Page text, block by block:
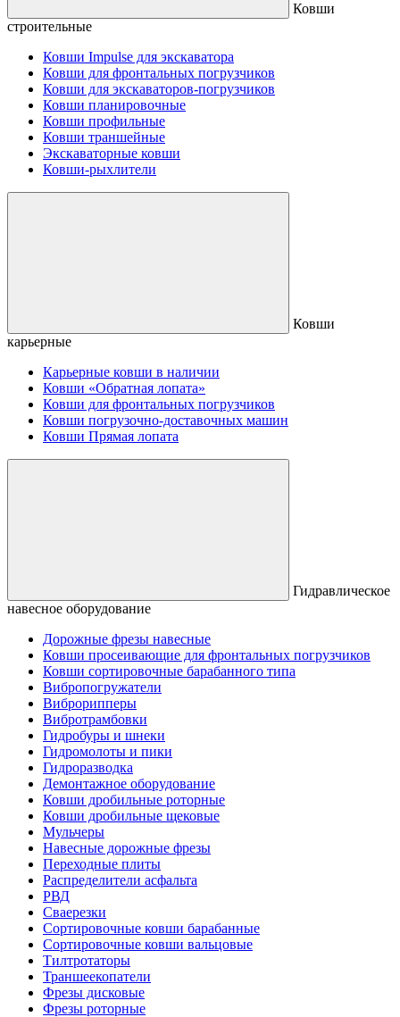
Ковши
строительные
Ковши Impulse для экскаватора
Ковши для фронтальных погрузчиков
Ковши для экскаваторов-погрузчиков
Ковши планировочные
Ковши профильные
Ковши траншейные
Экскаваторные ковши
Ковши-рыхлители
Ковши
карьерные
Карьерные ковши в наличии
Ковши «Обратная лопата»
Ковши для фронтальных погрузчиков
Ковши погрузочно-доставочных машин
Ковши Прямая лопата
Гидравлическое
навесное оборудование
Дорожные фрезы навесные
Ковши просеивающие для фронтальных погрузчиков
Ковши сортировочные барабанного типа
Вибропогружатели
Виброрипперы
Вибротрамбовки
Гидробуры и шнеки
Гидромолоты и пики
Гидроразводка
Демонтажное оборудование
Ковши дробильные роторные
Ковши дробильные щековые
Мульчеры
Навесные дорожные фрезы
Переходные плиты
Распределители асфальта
РВД
Сваерезки
Сортировочные ковши барабанные
Сортировочные ковши вальцовые
Тилтротаторы
Траншеекопатели
Фрезы дисковые
Фрезы роторные